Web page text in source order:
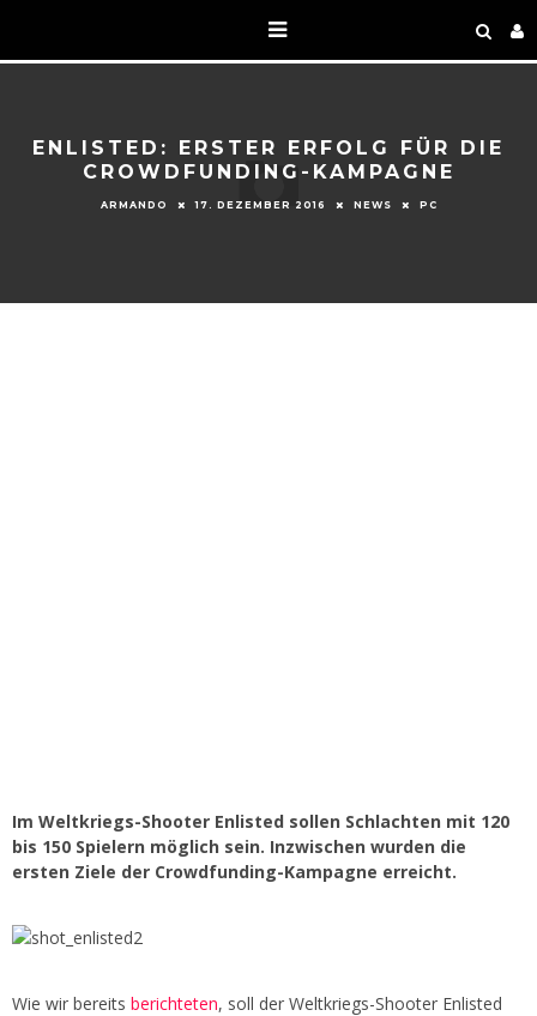
ENLISTED: ERSTER ERFOLG FÜR DIE
CROWDFUNDING-KAMPAGNE
ARMANDO 17. DEZEMBER 2016 NEWS PC
Im Weltkriegs-Shooter Enlisted sollen Schlachten mit 120
bis 150 Spielern möglich sein. Inzwischen wurden die
ersten Ziele der Crowdfunding-Kampagne erreicht.
Wie wir bereits berichteten, soll der Weltkriegs-Shooter Enlisted